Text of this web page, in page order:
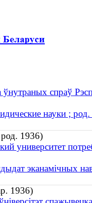
ўнутраных спраў
науки ;
1936)
университет
эканамічных
1936)